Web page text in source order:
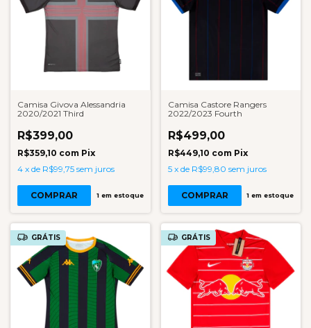
Camisa Givova Alessandria
2020/2021 Third
R$399,00
R$359,10 com Pix
4 x de R$99,75 sem juros
COMPRAR 1em estoque
Camisa Castore Rangers
2022/2023 Fourth
R$499,00
R$449,10 com Pix
5 x de R$99,80 sem juros
COMPRAR 1 em estoque
GRÁTIS GRÁTIS